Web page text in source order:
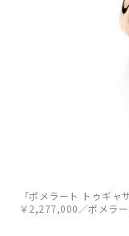
「ポメラート トゥギ
￥2,277,000／ポメラー